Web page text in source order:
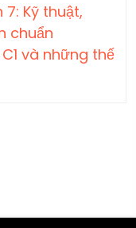
Kỹ thuật,
chuẩn
và những thế